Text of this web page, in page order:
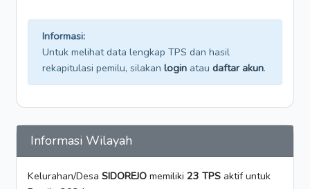
Informasi:
Untuk melihat data lengkap TPS dan hasil
rekapitulasi pemilu, silakan login atau daftar akun.
Informasi Wilayah
Kelurahan/Desa SIDOREJO memiliki 23 TPS aktif untuk